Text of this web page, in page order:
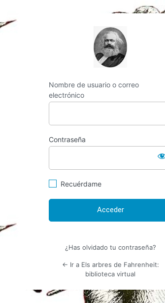
Nombre de usuario o correo
electrónico
Contraseña
Recuérdame
¿Has olvidado tu contraseña?
← Ir a Els arbres de Fahrenheit:
biblioteca virtual